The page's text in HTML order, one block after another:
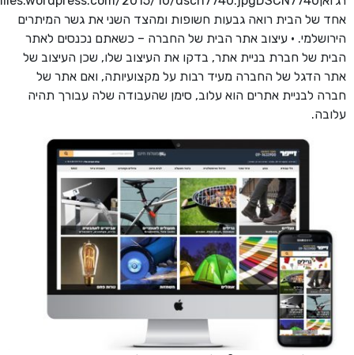
אחד של הבית רואה גבעות חשופות ומהצד השני את גשר המיתרים
הירושלמי. • עיצוב אתר הבית של החברה – כשאתם נכנסים לאתר
הבית של חברת בניית אתר, בדקו את העיצוב שלו, שכן העיצוב של
אתר הדגל של החברה מעיד רבות על מקצועיותה, ואם אתר של
חברה לבניית אתרים הוא עלוב, סימן שהעבודה שלה עבורך תהיה
עלובה.